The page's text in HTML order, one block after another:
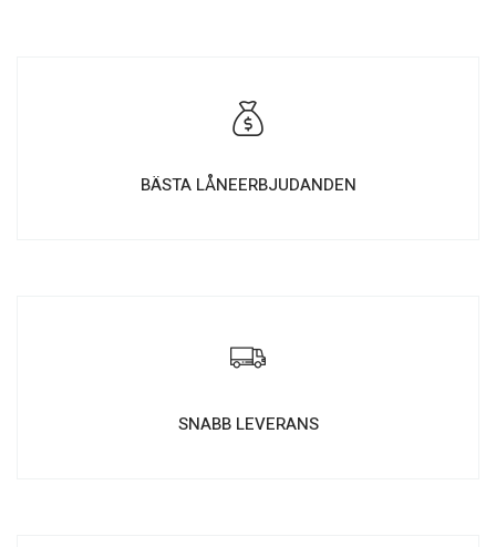
BÄSTA LÅNEERBJUDANDEN
SNABB LEVERANS